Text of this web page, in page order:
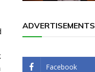
ADVERTISEMENTS
Facebook